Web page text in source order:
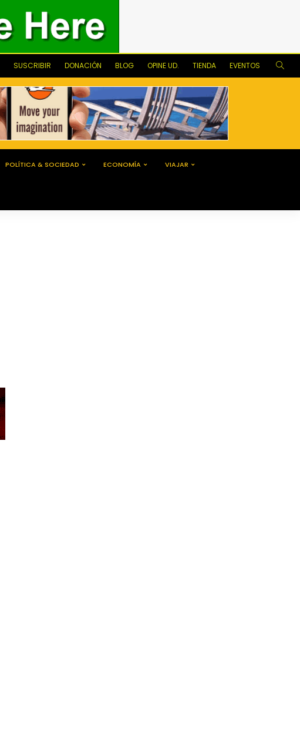
SUSCRIBIR DONACIÓN BLOG OPINE UD. TIENDA EVENTOS
POLÍTICA & SOCIEDAD ECONOMÍA VIAJAR